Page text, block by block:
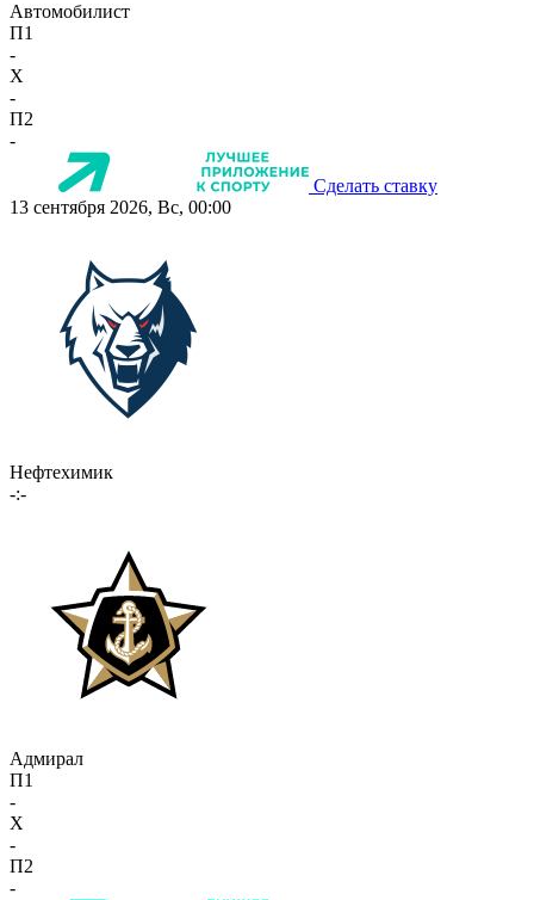
Автомобилист
П1
-
X
-
П2
-
Сделать ставку
13 сентября 2026, Вс, 00:00
Нефтехимик
-:-
Адмирал
П1
-
X
-
П2
-